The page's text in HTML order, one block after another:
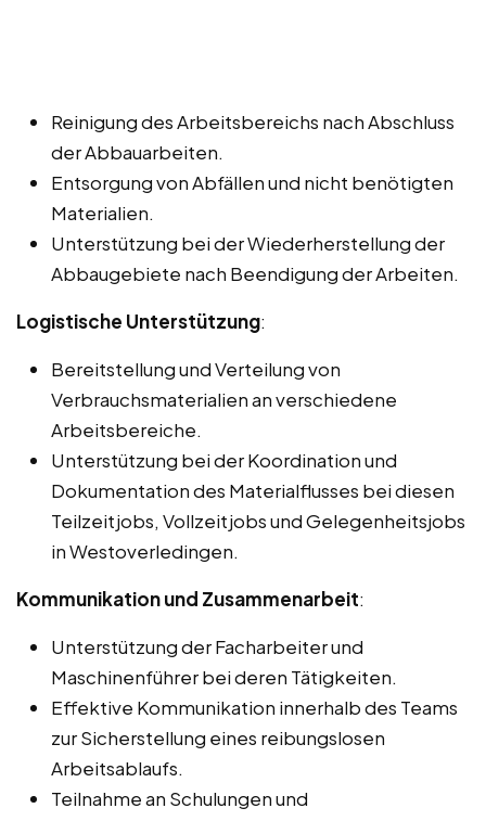
Reinigung des Arbeitsbereichs nach Abschluss
der Abbauarbeiten.
Entsorgung von Abfällen und nicht benötigten
Materialien.
Unterstützung bei der Wiederherstellung der
Abbaugebiete nach Beendigung der Arbeiten.
Logistische Unterstützung:
Bereitstellung und Verteilung von
Verbrauchsmaterialien an verschiedene
Arbeitsbereiche.
Unterstützung bei der Koordination und
Dokumentation des Materialflusses bei diesen
Teilzeitjobs, Vollzeitjobs und Gelegenheitsjobs
in Westoverledingen.
Kommunikation und Zusammenarbeit:
Unterstützung der Facharbeiter und
Maschinenführer bei deren Tätigkeiten.
Effektive Kommunikation innerhalb des Teams
zur Sicherstellung eines reibungslosen
Arbeitsablaufs.
Teilnahme an Schulungen und